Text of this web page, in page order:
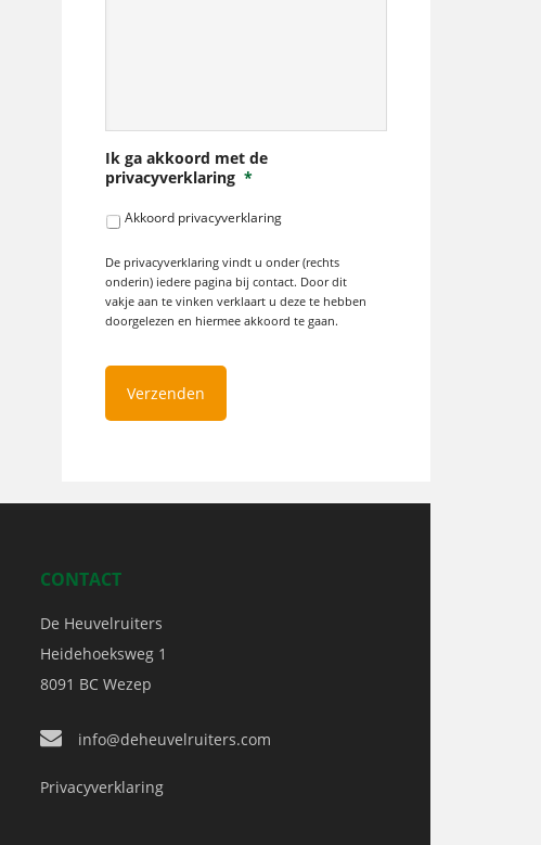
Ik ga akkoord met de
privacyverklaring *
Akkoord privacyverklaring
De privacyverklaring vindt u onder (rechts
onderin) iedere pagina bij contact. Door dit
vakje aan te vinken verklaart u deze te hebben
doorgelezen en hiermee akkoord te gaan.
CONTACT
De Heuvelruiters
Heidehoeksweg 1
8091 BC Wezep
info@deheuvelruiters.com
Privacyverklaring